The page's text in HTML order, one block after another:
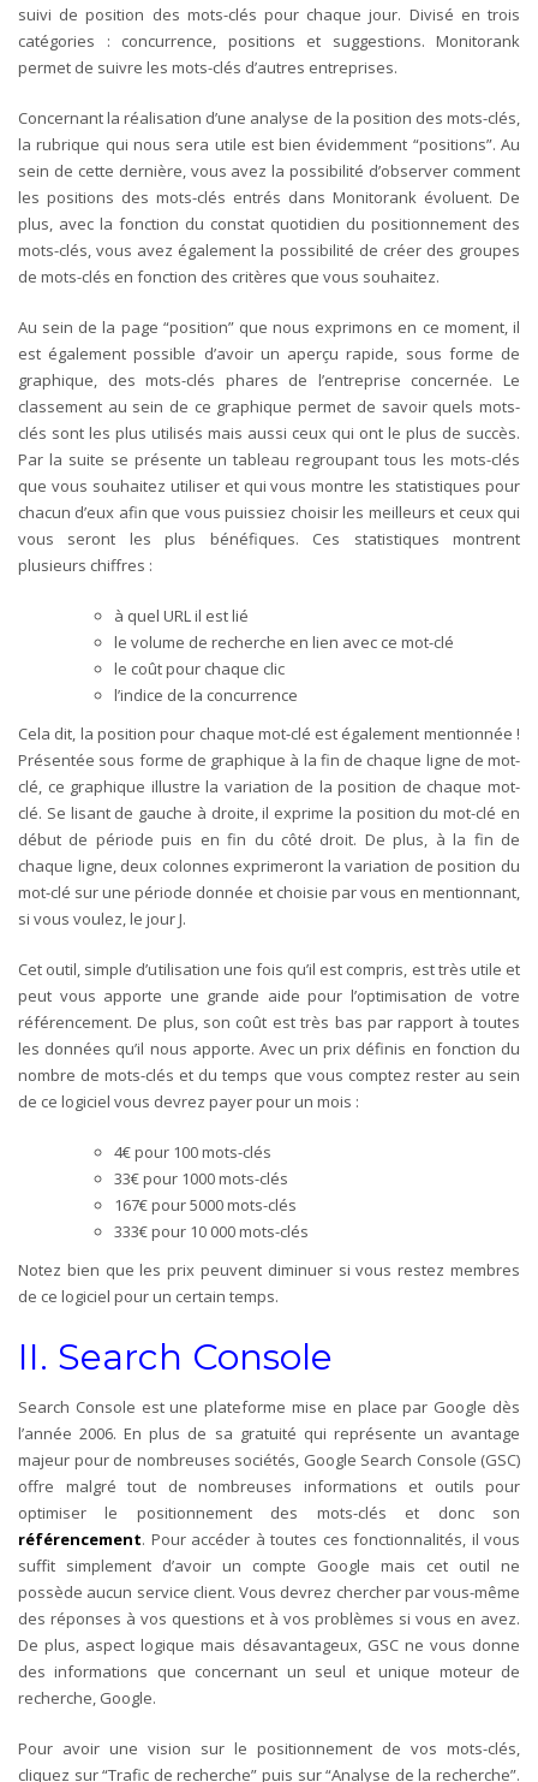
suivi de position des mots-clés pour chaque jour. Divisé en trois
catégories : concurrence, positions et suggestions. Monitorank
permet de suivre les mots-clés d’autres entreprises.
Concernant la réalisation d’une analyse de la position des mots-clés,
la rubrique qui nous sera utile est bien évidemment “positions”. Au
sein de cette dernière, vous avez la possibilité d’observer comment
les positions des mots-clés entrés dans Monitorank évoluent. De
plus, avec la fonction du constat quotidien du positionnement des
mots-clés, vous avez également la possibilité de créer des groupes
de mots-clés en fonction des critères que vous souhaitez.
Au sein de la page “position” que nous exprimons en ce moment, il
est également possible d’avoir un aperçu rapide, sous forme de
graphique, des mots-clés phares de l’entreprise concernée. Le
classement au sein de ce graphique permet de savoir quels mots-
clés sont les plus utilisés mais aussi ceux qui ont le plus de succès.
Par la suite se présente un tableau regroupant tous les mots-clés
que vous souhaitez utiliser et qui vous montre les statistiques pour
chacun d’eux afin que vous puissiez choisir les meilleurs et ceux qui
vous seront les plus bénéfiques. Ces statistiques montrent
plusieurs chiffres :
à quel URL il est lié
le volume de recherche en lien avec ce mot-clé
le coût pour chaque clic
l’indice de la concurrence
Cela dit, la position pour chaque mot-clé est également mentionnée !
Présentée sous forme de graphique à la fin de chaque ligne de mot-
clé, ce graphique illustre la variation de la position de chaque mot-
clé. Se lisant de gauche à droite, il exprime la position du mot-clé en
début de période puis en fin du côté droit. De plus, à la fin de
chaque ligne, deux colonnes exprimeront la variation de position du
mot-clé sur une période donnée et choisie par vous en mentionnant,
si vous voulez, le jour J.
Cet outil, simple d’utilisation une fois qu’il est compris, est très utile et
peut vous apporte une grande aide pour l’optimisation de votre
référencement. De plus, son coût est très bas par rapport à toutes
les données qu’il nous apporte. Avec un prix définis en fonction du
nombre de mots-clés et du temps que vous comptez rester au sein
de ce logiciel vous devrez payer pour un mois :
4€ pour 100 mots-clés
33€ pour 1000 mots-clés
167€ pour 5000 mots-clés
333€ pour 10 000 mots-clés
Notez bien que les prix peuvent diminuer si vous restez membres
de ce logiciel pour un certain temps.
II. Search Console
Search Console est une plateforme mise en place par Google dès
l’année 2006. En plus de sa gratuité qui représente un avantage
majeur pour de nombreuses sociétés, Google Search Console (GSC)
offre malgré tout de nombreuses informations et outils pour
optimiser le positionnement des mots-clés et donc son
référencement. Pour accéder à toutes ces fonctionnalités, il vous
suffit simplement d’avoir un compte Google mais cet outil ne
possède aucun service client. Vous devrez chercher par vous-même
des réponses à vos questions et à vos problèmes si vous en avez.
De plus, aspect logique mais désavantageux, GSC ne vous donne
des informations que concernant un seul et unique moteur de
recherche, Google.
Pour avoir une vision sur le positionnement de vos mots-clés,
cliquez sur “Trafic de recherche” puis sur “Analyse de la recherche”.